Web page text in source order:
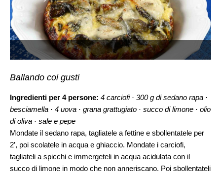
Ballando coi gusti
Ingredienti per 4 persone: 4 carciofi · 300 g di sedano rapa ·
besciamella · 4 uova · grana grattugiato · succo di limone · olio
di oliva · sale e pepe
Mondate il sedano rapa, tagliatele a fettine e sbollentatele per
2’, poi scolatele in acqua e ghiaccio. Mondate i carciofi,
tagliateli a spicchi e immergeteli in acqua acidulata con il
succo di limone in modo che non anneriscano. Poi sbollentateli